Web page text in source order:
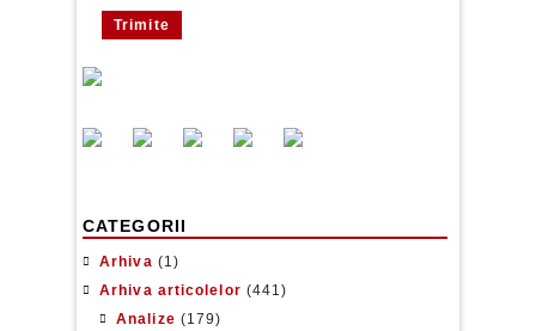
CATEGORII
Arhiva (1)
Arhiva articolelor (441)
Analize (179)